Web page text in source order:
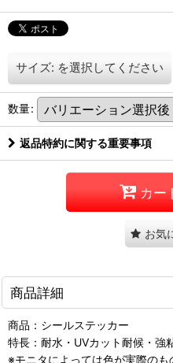
サイズ: を選択してください
数量:
返品特約に関する重要事項
カー
お気
商品詳細
商品：シールステッカー
特長：耐水・UVカット耐候・強
※モニタによっては色が実際の